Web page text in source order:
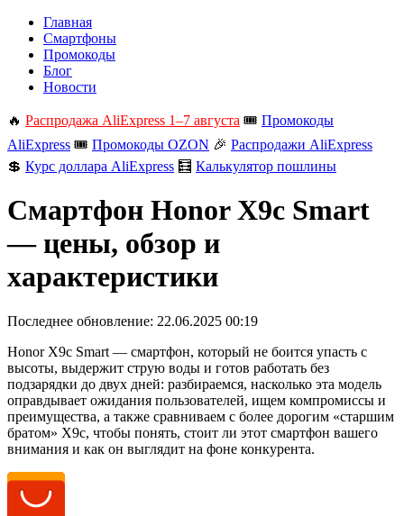
Главная
Смартфоны
Промокоды
Блог
Новости
🔥 Распродажа AliExpress 1–7 августа 🎟️ Промокоды
AliExpress 🎟️ Промокоды OZON 🎉 Распродажи AliExpress
💲 Курс доллара AliExpress 🧮 Калькулятор пошлины
Смартфон Honor X9c Smart
— цены, обзор и
характеристики
Последнее обновление: 22.06.2025 00:19
Honor X9c Smart — смартфон, который не боится упасть с
высоты, выдержит струю воды и готов работать без
подзарядки до двух дней: разбираемся, насколько эта модель
оправдывает ожидания пользователей, ищем компромиссы и
преимущества, а также сравниваем с более дорогим «старшим
братом» X9c, чтобы понять, стоит ли этот смартфон вашего
внимания и как он выглядит на фоне конкурента.